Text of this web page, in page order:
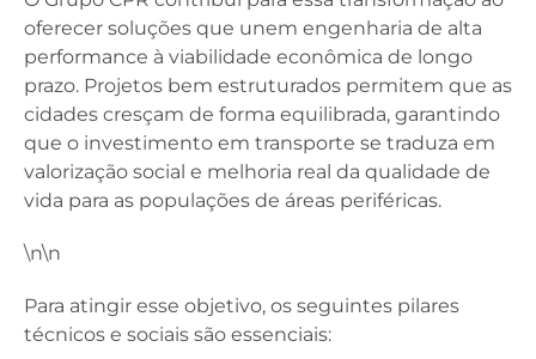
oferecer soluções que unem engenharia de alta
performance à viabilidade econômica de longo
prazo. Projetos bem estruturados permitem que as
cidades cresçam de forma equilibrada, garantindo
que o investimento em transporte se traduza em
valorização social e melhoria real da qualidade de
vida para as populações de áreas periféricas.
\n\n
Para atingir esse objetivo, os seguintes pilares
técnicos e sociais são essenciais: